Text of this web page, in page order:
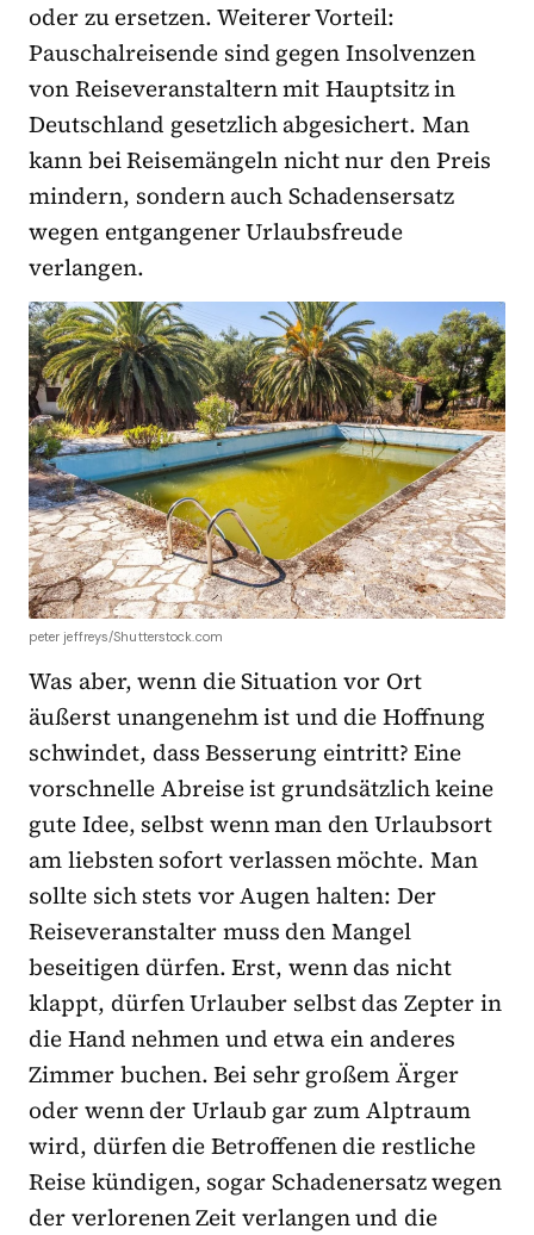
oder zu ersetzen. Weiterer Vorteil:
Pauschalreisende sind gegen Insolvenzen
von Reiseveranstaltern mit Hauptsitz in
Deutschland gesetzlich abgesichert. Man
kann bei Reisemängeln nicht nur den Preis
mindern, sondern auch Schaden­sersatz
wegen entgangener Urlaubsfreude
verlangen.
peter jeffreys/Shutterstock.com
Was aber, wenn die Situation vor Ort
äußerst unangenehm ist und die Hoffnung
schwindet, dass Besserung eintritt? Eine
vorschnelle Abreise ist grundsätzlich keine
gute Idee, selbst wenn man den Urlaubsort
am liebsten sofort verlassen möchte. Man
sollte sich stets vor Augen halten: Der
Reiseveranstalter muss den Mangel
beseitigen dürfen. Erst, wenn das nicht
klappt, dürfen Urlauber selbst das Zepter in
die Hand nehmen und etwa ein anderes
Zimmer buchen. Bei sehr großem Ärger
oder wenn der Urlaub gar zum Alptraum
wird, dürfen die Betroffenen die restliche
Reise kündigen, sogar Schadenersatz wegen
der verlorenen Zeit verlangen und die